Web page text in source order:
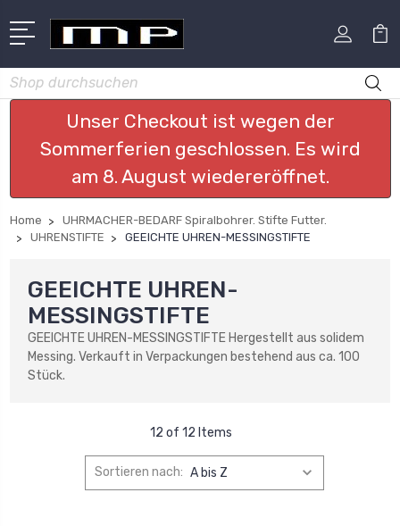
Suchen
Unser Checkout ist wegen der
Sommerferien geschlossen. Es wird
am 8. August wiedereröffnet.
Home
UHRMACHER-BEDARF Spiralbohrer. Stifte Futter.
UHRENSTIFTE
GEEICHTE UHREN-MESSINGSTIFTE
GEEICHTE UHREN-
MESSINGSTIFTE
GEEICHTE UHREN-MESSINGSTIFTE Hergestellt aus solidem
Messing. Verkauft in Verpackungen bestehend aus ca. 100
Stück.
12 of 12 Items
Sortieren nach: